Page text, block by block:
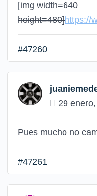
[img width=640
height=480]https://
#47260
29
Pues mucho no
#47261